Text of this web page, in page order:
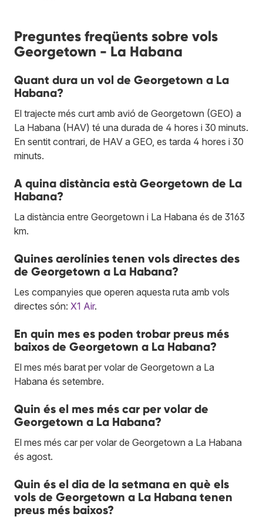
Preguntes freqüents sobre vols
Georgetown - La Habana
Quant dura un vol de Georgetown a La
Habana?
El trajecte més curt amb avió de Georgetown (GEO) a
La Habana (HAV) té una durada de 4 hores i 30 minuts.
En sentit contrari, de HAV a GEO, es tarda 4 hores i 30
minuts.
A quina distància està Georgetown de La
Habana?
La distància entre Georgetown i La Habana és de 3163
km.
Quines aerolínies tenen vols directes des
de Georgetown a La Habana?
Les companyies que operen aquesta ruta amb vols
directes són: X1 Air.
En quin mes es poden trobar preus més
baixos de Georgetown a La Habana?
El mes més barat per volar de Georgetown a La
Habana és setembre.
Quin és el mes més car per volar de
Georgetown a La Habana?
El mes més car per volar de Georgetown a La Habana
és agost.
Quin és el dia de la setmana en què els
vols de Georgetown a La Habana tenen
preus més baixos?